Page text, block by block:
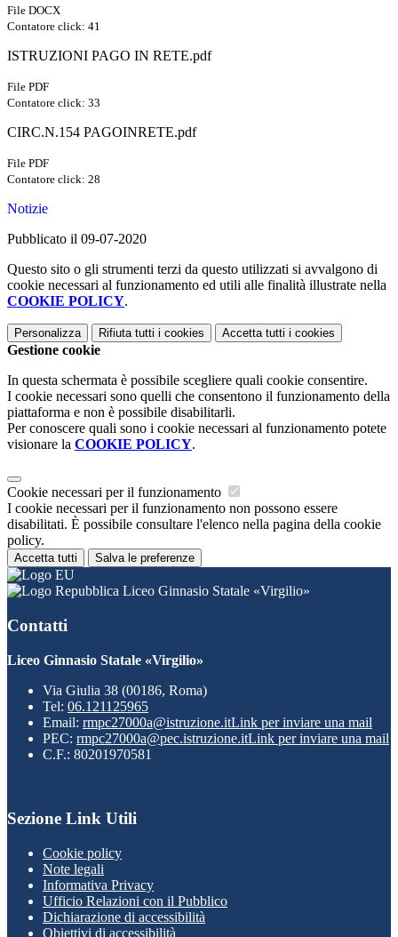
File DOCX
Contatore click: 41
ISTRUZIONI PAGO IN RETE.pdf
File PDF
Contatore click: 33
CIRC.N.154 PAGOINRETE.pdf
File PDF
Contatore click: 28
Notizie
Pubblicato il 09-07-2020
Questo sito o gli strumenti terzi da questo utilizzati si avvalgono di
cookie necessari al funzionamento ed utili alle finalità illustrate nella
COOKIE POLICY.
Personalizza Rifiuta tutti i cookies Accetta tutti i cookies
Gestione cookie
In questa schermata è possibile scegliere quali cookie consentire.
I cookie necessari sono quelli che consentono il funzionamento della
piattaforma e non è possibile disabilitarli.
Per conoscere quali sono i cookie necessari al funzionamento potete
visionare la COOKIE POLICY.
Cookie necessari per il funzionamento
I cookie necessari per il funzionamento non possono essere
disabilitati. È possibile consultare l'elenco nella pagina della cookie
policy.
Accetta tutti Salva le preferenze
Liceo Ginnasio Statale «Virgilio»
Contatti
Liceo Ginnasio Statale «Virgilio»
Via Giulia 38 (00186, Roma)
Tel: 06.121125965
Email: rmpc27000a@istruzione.itLink per inviare una mail
PEC: rmpc27000a@pec.istruzione.itLink per inviare una mail
C.F.: 80201970581
Sezione Link Utili
Cookie policy
Note legali
Informativa Privacy
Ufficio Relazioni con il Pubblico
Dichiarazione di accessibilità
Obiettivi di accessibilità